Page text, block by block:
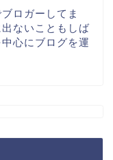
ロガーしてま
ないこともしば
心にブログを運